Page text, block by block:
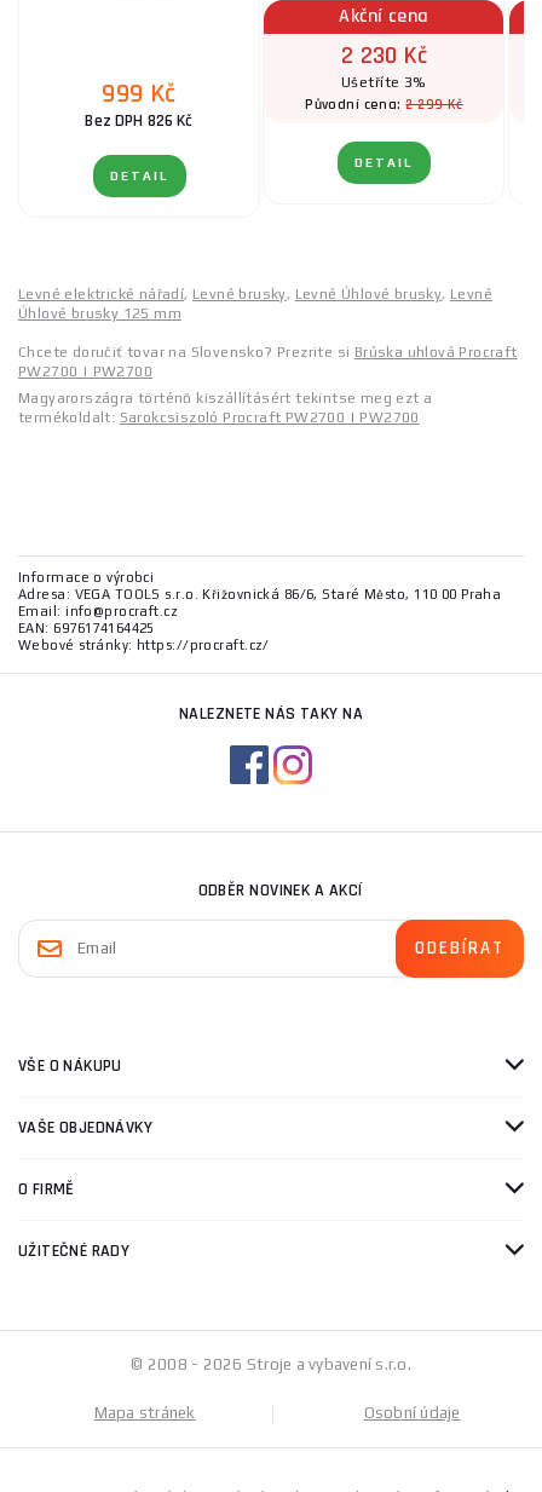
999 Kč
Bez DPH 826 Kč
DETAIL
Akční cena
2 230 Kč
Ušetříte 3%
Původní cena:2 299 Kč
DETAIL
Levné elektrické nářadí, Levné brusky, Levné Úhlové brusky, Levné
Úhlové brusky 125 mm
Chcete doručiť tovar na Slovensko? Prezrite si Brúska uhlová Procraft
PW2700 | PW2700
Magyarországra történő kiszállításért tekintse meg ezt a
termékoldalt: Sarokcsiszoló Procraft PW2700 | PW2700
Informace o výrobci
Adresa: VEGA TOOLS s.r.o. Křižovnická 86/6, Staré Město, 110 00 Praha
Email: info@procraft.cz
EAN: 6976174164425
Webové stránky: https://procraft.cz/
NALEZNETE NÁS TAKY NA
ODBĚR NOVINEK A AKCÍ
VŠE O NÁKUPU
VAŠE OBJEDNÁVKY
O FIRMĚ
UŽITEČNÉ RADY
© 2008 - 2026 Stroje a vybavení s.r.o.
Mapa stránek Osobní údaje